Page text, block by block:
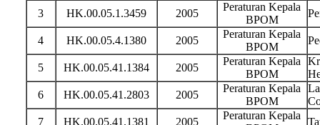
3 HK.00.05.1.3459 2005
Peraturan Kepala
BPOM
4 HK.00.05.4.1380 2005
Peraturan Kepala
BPOM
5 HK.00.05.41.1384 2005
Peraturan Kepala
BPOM
6
HK.00.05.41.2803 2005
Peraturan Kepala
BPOM
7
HK.00.05.41.1381 2005
Peraturan Kepala